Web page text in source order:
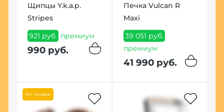
Щипцы Y.k.a.p.
Stripes
921 руб. премиум
990 руб.
Печка Vulcan R
Maxi
39 051 руб.
премиум
41 990 руб.
Хит продаж